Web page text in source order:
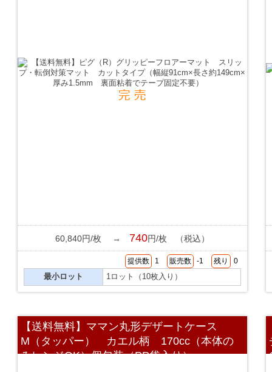
60,840円/枚 → 740円/枚 （税込）
提供数 1 販売数 -1 残り 0
最小ロット 1ロット（10枚入り）
【送料無料】ママン丸形デザートケース
M（タッパー） カエル柄 170cc（本体の
みレンジOK）個包装（PP袋入り）